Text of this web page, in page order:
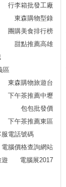
行李箱批發工廠
東森購物型錄
團購美食排行榜
甜點推薦高雄
區
東森購物旅遊台
下午茶推薦中壢
包包批發價
下午茶推薦東區
電話號碼
電腦價格查詢網站
電腦展2017